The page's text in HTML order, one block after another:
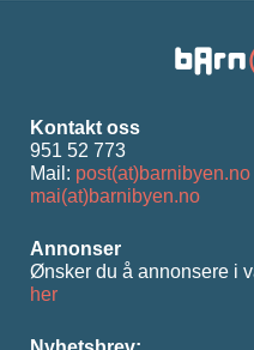
Kontakt oss
951 52 773
Mail:
mai(at)barnibyen.no
Annonser
Ønsker du å annonsere i
her